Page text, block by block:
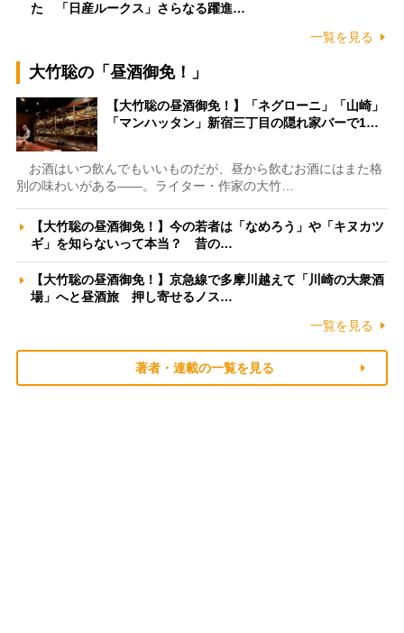
た 「日産ルークス」さらなる躍進…
一覧を見る
大竹聡の「昼酒御免！」
【大竹聡の昼酒御免！】「ネグローニ」「山崎」
「マンハッタン」新宿三丁目の隠れ家バーで1…
お酒はいつ飲んでもいいものだが、昼から飲むお酒にはまた格
別の味わいがある――。ライター・作家の大竹…
【大竹聡の昼酒御免！】今の若者は「なめろう」や「キヌカツ
ギ」を知らないって本当？ 昔の…
【大竹聡の昼酒御免！】京急線で多摩川越えて「川崎の大衆酒
場」へと昼酒旅 押し寄せるノス…
一覧を見る
著者・連載の一覧を見る